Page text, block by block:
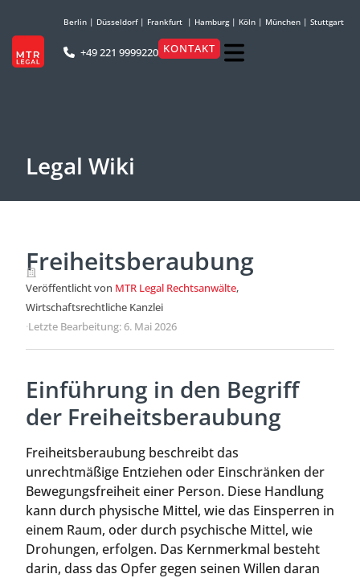
Berlin | Düsseldorf| Frankfurt | Hamburg| Köln | München | Stuttgart
+49 221 9999220 KONTAKT
Legal Wiki
Freiheitsberaubung
Veröffentlicht von MTR Legal Rechtsanwälte,
Wirtschaftsrechtliche Kanzlei
·Letzte Bearbeitung: 6. Mai 2026
Einführung in den Begriff
der Freiheitsberaubung
Freiheitsberaubung beschreibt das
unrechtmäßige Entziehen oder Einschränken der
Bewegungsfreiheit einer Person. Diese Handlung
kann durch physische Mittel, wie das Einsperren in
einem Raum, oder durch psychische Mittel, wie
Drohungen, erfolgen. Das Kernmerkmal besteht
darin, dass das Opfer gegen seinen Willen daran